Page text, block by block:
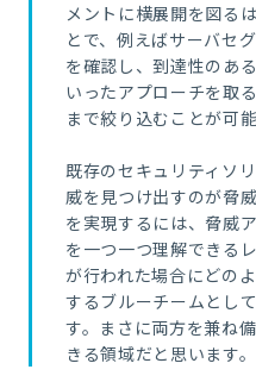
メントに横展開を図る
とで、例えばサーバセ
を確認し、到達性のあ
いったアプローチを取
まで絞り込むことが可
既存のセキュリティソ
威を見つけ出すのが脅
を実現するには、脅威
を一つ一つ理解できる
が行われた場合にどの
するブルーチームとし
す。まさに両方を兼ね
きる領域だと思います。